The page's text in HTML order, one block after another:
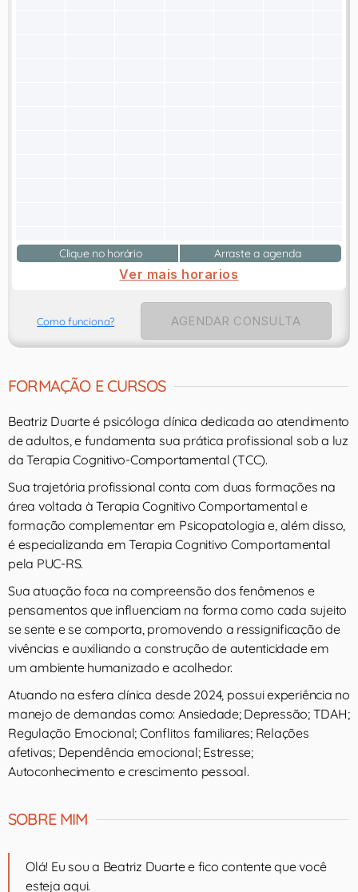
Clique no horário Arraste a agenda
Ver mais horarios
Como funciona? AGENDAR CONSULTA
FORMAÇÃO E CURSOS
Beatriz Duarte é psicóloga clínica dedicada ao atendimento
de adultos, e fundamenta sua prática profissional sob a luz
da Terapia Cognitivo-Comportamental (TCC).
Sua trajetória profissional conta com duas formações na
área voltada à Terapia Cognitivo Comportamental e
formação complementar em Psicopatologia e, além disso,
é especializanda em Terapia Cognitivo Comportamental
pela PUC-RS.
Sua atuação foca na compreensão dos fenômenos e
pensamentos que influenciam na forma como cada sujeito
se sente e se comporta, promovendo a ressignificação de
vivências e auxiliando a construção de autenticidade em
um ambiente humanizado e acolhedor.
Atuando na esfera clínica desde 2024, possui experiência no
manejo de demandas como: Ansiedade; Depressão; TDAH;
Regulação Emocional; Conflitos familiares; Relações
afetivas; Dependência emocional; Estresse;
Autoconhecimento e crescimento pessoal.
SOBRE MIM
Olá! Eu sou a Beatriz Duarte e fico contente que você
esteja aqui.